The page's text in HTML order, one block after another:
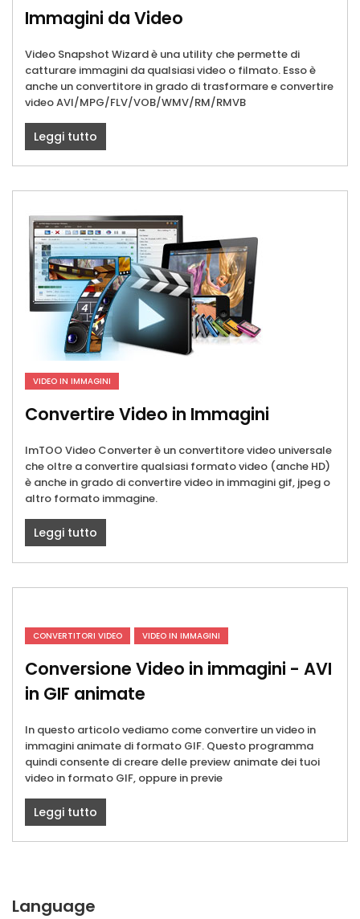
Immagini da Video
Video Snapshot Wizard è una utility che permette di
catturare immagini da qualsiasi video o filmato. Esso è
anche un convertitore in grado di trasformare e convertire
video AVI/MPG/FLV/VOB/WMV/RM/RMVB
Leggi tutto
VIDEO IN IMMAGINI
Convertire Video in Immagini
ImTOO Video Converter è un convertitore video universale
che oltre a convertire qualsiasi formato video (anche HD)
è anche in grado di convertire video in immagini gif, jpeg o
altro formato immagine.
Leggi tutto
CONVERTITORI VIDEO VIDEO IN IMMAGINI
Conversione Video in immagini - AVI
in GIF animate
In questo articolo vediamo come convertire un video in
immagini animate di formato GIF. Questo programma
quindi consente di creare delle preview animate dei tuoi
video in formato GIF, oppure in previe
Leggi tutto
Language